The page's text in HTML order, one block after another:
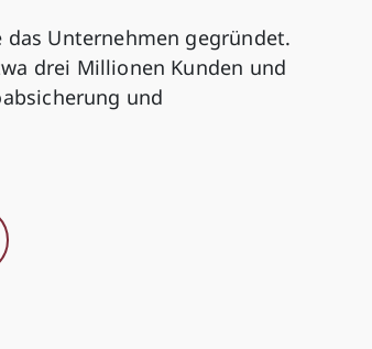
das Unternehmen gegründet.
drei Millionen Kunden und
und